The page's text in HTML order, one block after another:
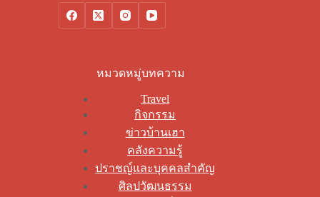
หมวดหมู่บทความ
Travel
กิจกรรม
ข่าวบ้านเฮา
คลังความรู้
ปราชญ์และบุคคลสำคัญ
ศิลปวัฒนธรรม